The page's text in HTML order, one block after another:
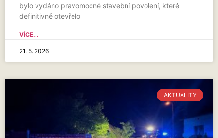
bylo vydáno pravomocné stavební povolení, které
definitivně otevřelo
VÍCE...
21. 5. 2026
AKTUALITY